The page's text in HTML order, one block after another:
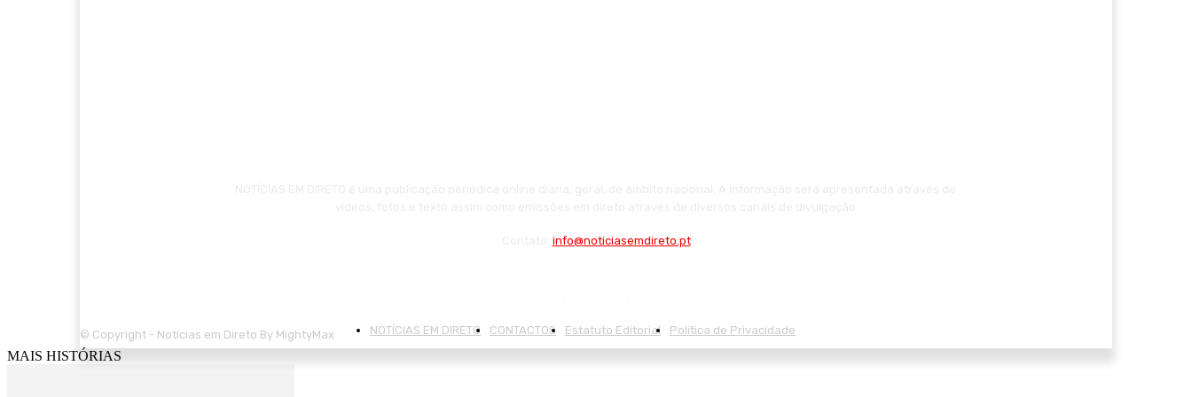
info@noticiasemdireto.pt
© Copyright - Notícias em Direto By MightyMax NOTÍCIAS EM DIRETO CONTACTOS Estatuto Editorial Política de Privacidade
MAIS HISTÓRIAS